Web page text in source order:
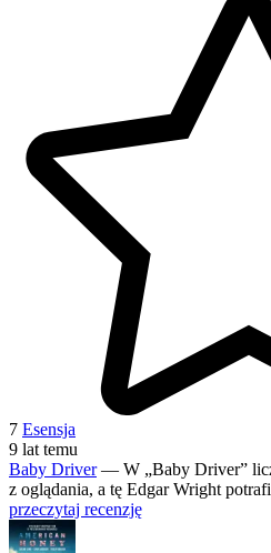
7 Esensja
9 lat temu
Baby Driver— W „Baby Driver”
z oglądania, a tę Edgar Wright
przeczytaj recenzję